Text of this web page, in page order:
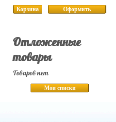
Корзина Оформить
Отложенные
товары
Товаров нет
Мои списки